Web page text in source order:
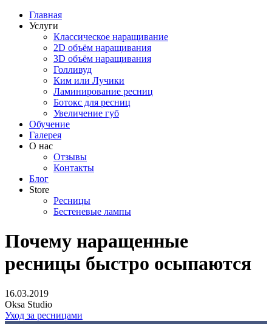
Главная
Услуги
Классическое наращивание
2D объём наращивания
3D объём наращивания
Голливуд
Ким или Лучики
Ламинирование ресниц
Ботокс для ресниц
Увеличение губ
Обучение
Галерея
О нас
Отзывы
Контакты
Блог
Store
Ресницы
Бестеневые лампы
Почему наращенные
ресницы быстро осыпаются
16.03.2019
Oksa Studio
Уход за ресницами